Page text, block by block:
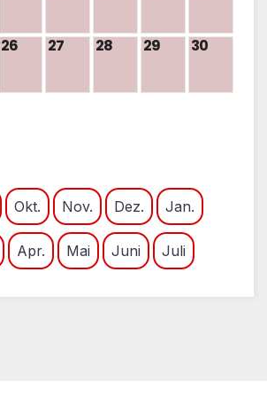
26 27 28 29 30
Okt. Nov. Dez. Jan.
Apr. Mai Juni Juli